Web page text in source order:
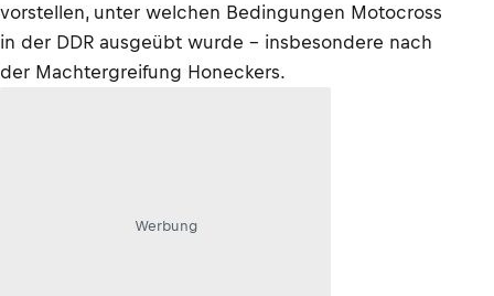
vorstellen, unter welchen Bedingungen Motocross
in der DDR ausgeübt wurde - insbesondere nach
der Machtergreifung Honeckers.
Werbung